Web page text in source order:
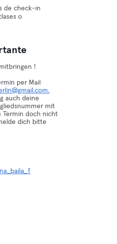
de check-in
o
!
per Mail
auch deine
mit
Termin doch nicht
dich bitte